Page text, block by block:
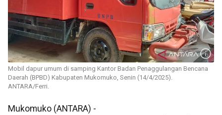
Mobil dapur umum di samping Kantor Badan Penaggulangan Bencana
Daerah (BPBD) Kabupaten Mukomuko, Senin (14/4/2025).
ANTARA/Ferri.
Mukomuko (ANTARA) -